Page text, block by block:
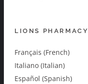
LIONS PHARMACY
Français (French)
Italiano (Italian)
Español (Spanish)